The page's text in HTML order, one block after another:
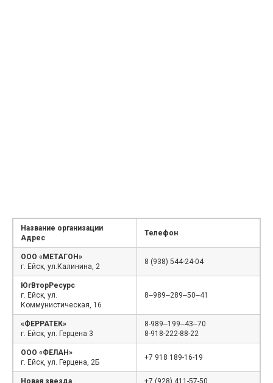
Название организации
Адрес
Телефон
ООО «МЕТАГОН»
г. Ейск, ул.Калинина, 2
8 (938) 544-24-04
ЮгВторРесурс
г. Ейск, ул.
Коммунистическая, 16
8‒989‒289‒50‒41
«ФЕРРАТЕК»
г. Ейск, ул. Герцена 3
8-989‒199‒43‒70
8-918-222-88-22
ООО «ФЕЛАН»
г. Ейск, ул. Герцена, 2Б
+7 918 189-16-19
Новая звезда +7 (928) 411-57-50